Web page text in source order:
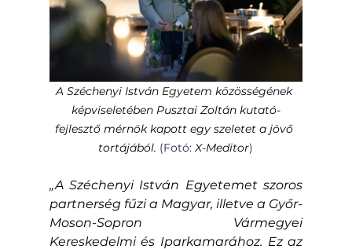
A Széchenyi István Egyetem közösségének
képviseletében Pusztai Zoltán kutató-
fejlesztő mérnök kapott egy szeletet a jövő
tortájából. (Fotó: X-Meditor)
„A Széchenyi István Egyetemet szoros
partnerség fűzi a Magyar, illetve a Győr-
Moson-Sopron Vármegyei
Kereskedelmi és Iparkamarához. Ez az